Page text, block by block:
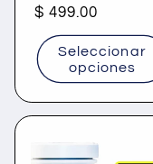
Precio
habitual
$ 499.00
Seleccionar
opciones